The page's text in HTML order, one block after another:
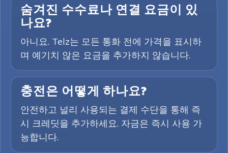
숨겨진 수수료나 연결 요금이 있
나요?
아니요. Telz는 모든 통화 전에 가격을 표시하
며 예기치 않은 요금을 추가하지 않습니다.
충전은 어떻게 하나요?
안전하고 널리 사용되는 결제 수단을 통해 즉
시 크레딧을 추가하세요. 자금은 즉시 사용 가
능합니다.